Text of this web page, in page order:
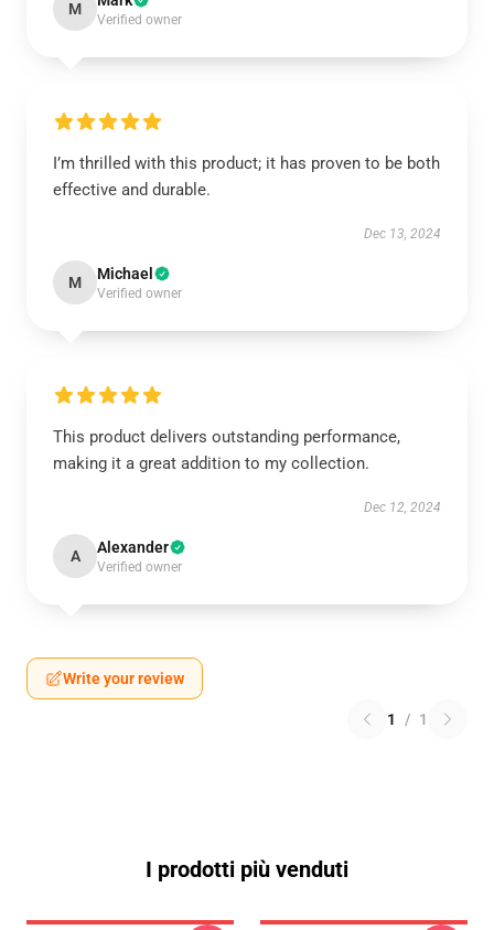
M
Verified owner
I’m thrilled with this product; it has proven to be both
effective and durable.
Dec 13, 2024
M Michael
Verified owner
This product delivers outstanding performance,
making it a great addition to my collection.
Dec 12, 2024
A Alexander
Verified owner
Write your review
1 / 1
I prodotti più venduti